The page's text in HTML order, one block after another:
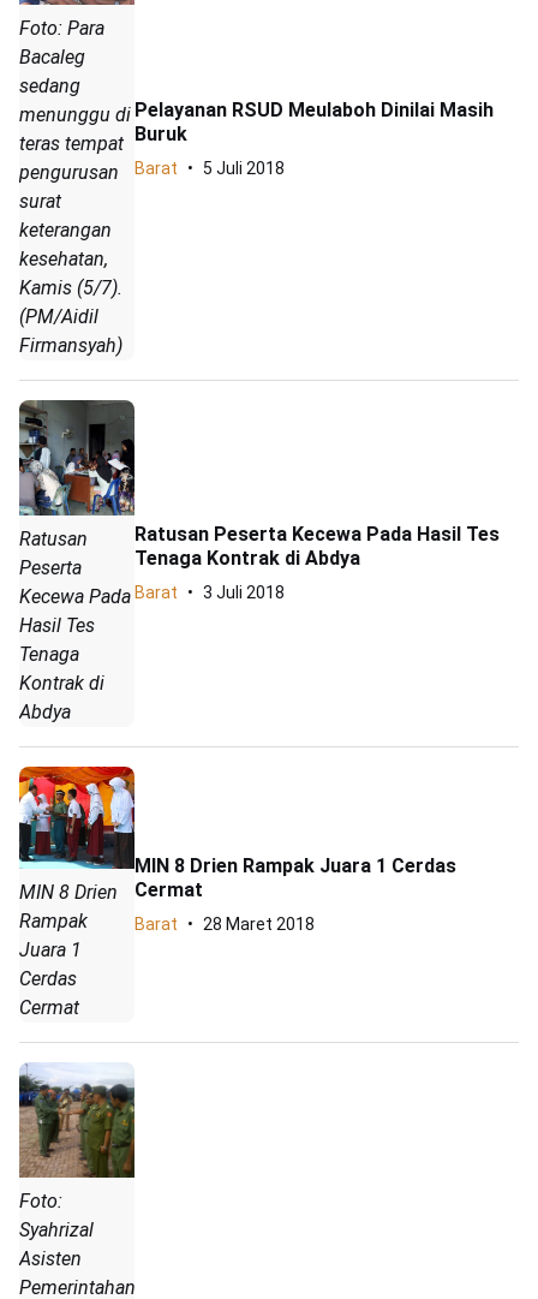
Foto: Para
Bacaleg
sedang
menunggu di
teras tempat
pengurusan
surat
keterangan
kesehatan,
Kamis (5/7).
(PM/Aidil
Firmansyah)
Pelayanan RSUD Meulaboh Dinilai Masih
Buruk
Barat 5 Juli 2018
Ratusan
Peserta
Kecewa Pada
Hasil Tes
Tenaga
Kontrak di
Abdya
Ratusan Peserta Kecewa Pada Hasil Tes
Tenaga Kontrak di Abdya
Barat 3 Juli 2018
‎MIN 8 Drien
Rampak
Juara 1
Cerdas
Cermat
‎MIN 8 Drien Rampak Juara 1 Cerdas
Cermat
Barat 28 Maret 2018
Foto:
Syahrizal
Asisten
Pemerintahan